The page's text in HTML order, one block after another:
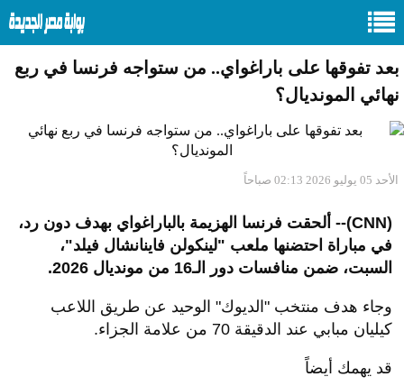
بعد تفوقها على باراغواي.. من ستواجه فرنسا في ربع
نهائي المونديال؟
الأحد 05 يوليو 2026 02:13 صباحاً
(CNN)-- ألحقت فرنسا الهزيمة بالباراغواي بهدف دون رد،
في مباراة احتضنها ملعب "لينكولن فاينانشال فيلد"،
السبت، ضمن منافسات دور الـ16 من مونديال 2026.
وجاء هدف منتخب "الديوك" الوحيد عن طريق اللاعب
كيليان مبابي عند الدقيقة 70 من علامة الجزاء.
قد يهمك أيضاً